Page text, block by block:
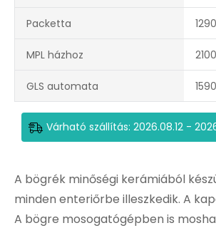
Packetta
MPL házhoz
GLS automata
Várható szállítás: 2026.08.12 -
A bögrék minőségi kerámiából
minden enteriőrbe illeszkedik. A
A bögre mosogatógépben is